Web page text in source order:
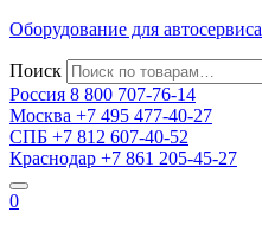
Оборудование для автосервиса
Поиск
Россия 8 800 707-76-14
Москва +7 495 477-40-27
СПБ +7 812 607-40-52
Краснодар +7 861 205-45-27
0